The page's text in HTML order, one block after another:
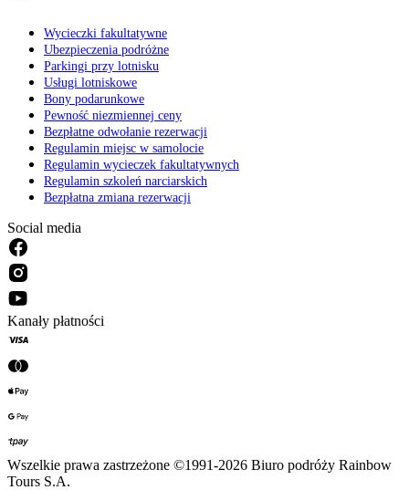
Wycieczki fakultatywne
Ubezpieczenia podróżne
Parkingi przy lotnisku
Usługi lotniskowe
Bony podarunkowe
Pewność niezmiennej ceny
Bezpłatne odwołanie rezerwacji
Regulamin miejsc w samolocie
Regulamin wycieczek fakultatywnych
Regulamin szkoleń narciarskich
Bezpłatna zmiana rezerwacji
Social media
Kanały płatności
Wszelkie prawa zastrzeżone ©1991-2026 Biuro podróży Rainbow
Tours S.A.